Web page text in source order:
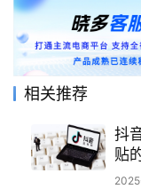
相关推荐
抖
贴
则